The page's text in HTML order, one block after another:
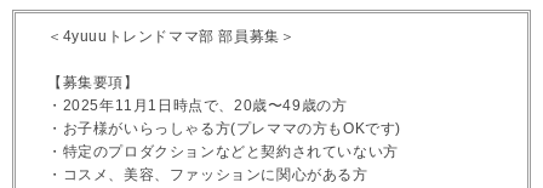
＜4yuuuトレンドママ部 部員募集＞
【募集要項】
・2025年11月1日時点で、20歳〜49歳の方
・お子様がいらっしゃる方(プレママの方もOKです)
・特定のプロダクションなどと契約されていない方
・コスメ、美容、ファッションに関心がある方